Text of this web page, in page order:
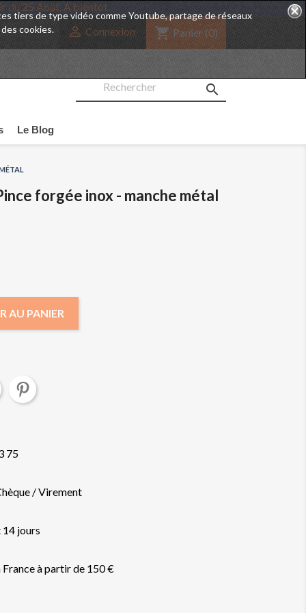
à partir du 25 Août. A bientôt.
 Connexion shopping_cart Panier (0)

tiers de type vidéo comme Youtube, partage de réseaux
cookies.
Le Blog
forgée inox - manche métal
AU PANIER
75
/ Virement
jours
à partir de 150 €